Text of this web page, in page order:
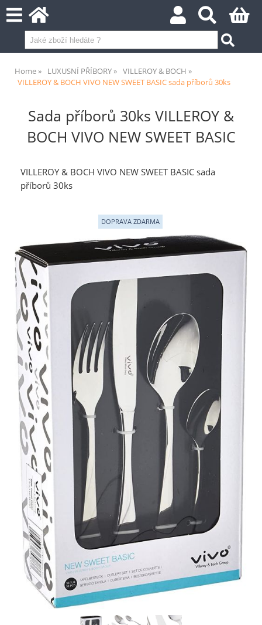
Home LUXUSNÍ PŘÍBORY
VILLEROY & BOCH
VILLEROY & BOCH VIVO NEW SWEET BASIC sada příborů 30ks
Sada příborů 30ks VILLEROY &
BOCH VIVO NEW SWEET BASIC
VILLEROY & BOCH VIVO NEW SWEET BASIC sada
příborů 30ks